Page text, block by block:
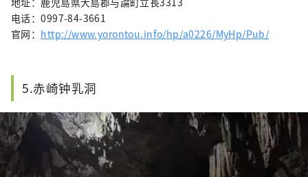
电话：0997-84-3661
官网： http://www.yorontou.info/hp/a0226/MyHp/Pub/
5.赤崎钟乳洞